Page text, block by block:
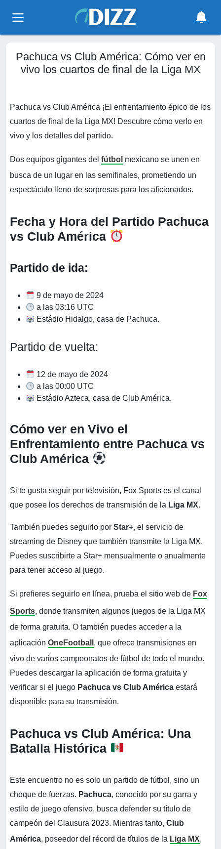
Pachuca vs Club América: Cómo ver en
vivo los cuartos de final de la Liga MX
Pachuca vs Club América ¡El enfrentamiento épico de los
cuartos de final de la Liga MX! Descubre cómo verlo en
vivo y los detalles del partido.
Dos equipos gigantes del fútbol mexicano se unen en
busca de un lugar en las semifinales, prometiendo un
espectáculo lleno de sorpresas para los aficionados.
Fecha y Hora del Partido Pachuca
vs Club América
Partido de ida:
9 de mayo de 2024
a las 03:16 UTC
Estádio Hidalgo, casa de Pachuca.
Partido de vuelta:
12 de mayo de 2024
a las 00:00 UTC
Estádio Azteca, casa de Club América.
Cómo ver en Vivo el
Enfrentamiento entre Pachuca vs
Club América
Si te gusta seguir por televisión, Fox Sports es el canal
que posee los derechos de transmisión de la Liga MX.
También puedes seguirlo por Star+, el servicio de
streaming de Disney que también transmite la Liga MX.
Puedes suscribirte a Star+ mensualmente o anualmente
para tener acceso al juego.
Si prefieres seguirlo en línea, prueba el sitio web de Fox
Sports, donde transmiten algunos juegos de la Liga MX
de forma gratuita. O también puedes acceder a la
aplicación OneFootball , que ofrece transmisiones en
vivo de varios campeonatos de fútbol de todo el mundo.
Puedes descargar la aplicación de forma gratuita y
verificar si el juego Pachuca vs Club América estará
disponible para su transmisión.
Pachuca vs Club América: Una
Batalla Histórica
Este encuentro no es solo un partido de fútbol, sino un
choque de fuerzas. Pachuca, conocido por su garra y
estilo de juego ofensivo, busca defender su título de
campeón del Clausura 2023. Mientras tanto, Club
América, poseedor del récord de títulos de la Liga MX,